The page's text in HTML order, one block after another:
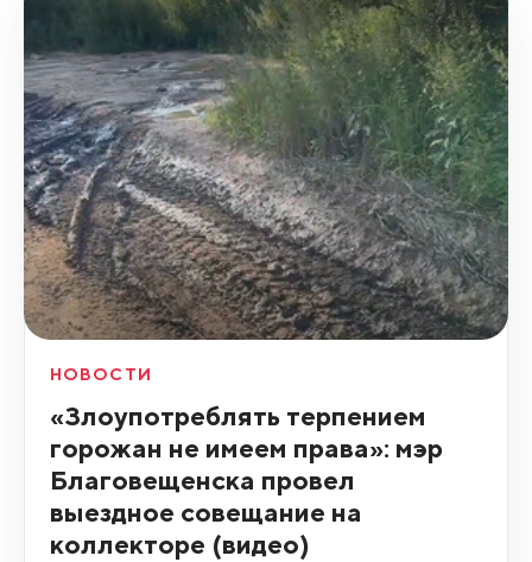
НОВОСТИ
«Злоупотреблять терпением
горожан не имеем права»: мэр
Благовещенска провел
выездное совещание на
коллекторе (видео)